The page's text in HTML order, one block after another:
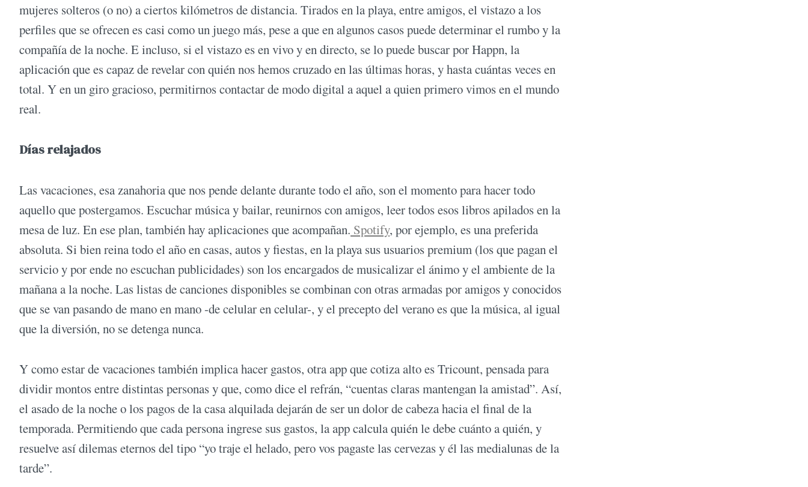
mujeres solteros (o no) a ciertos kilómetros de distancia. Tirados en la playa, entre amigos, el vistazo a los
perfiles que se ofrecen es casi como un juego más, pese a que en algunos casos puede determinar el rumbo y la
compañía de la noche. E incluso, si el vistazo es en vivo y en directo, se lo puede buscar por Happn, la
aplicación que es capaz de revelar con quién nos hemos cruzado en las últimas horas, y hasta cuántas veces en
total. Y en un giro gracioso, permitirnos contactar de modo digital a aquel a quien primero vimos en el mundo
real.
Días relajados
Las vacaciones, esa zanahoria que nos pende delante durante todo el año, son el momento para hacer todo
aquello que postergamos. Escuchar música y bailar, reunirnos con amigos, leer todos esos libros apilados en la
mesa de luz. En ese plan, también hay aplicaciones que acompañan. Spotify, por ejemplo, es una preferida
absoluta. Si bien reina todo el año en casas, autos y fiestas, en la playa sus usuarios premium (los que pagan el
servicio y por ende no escuchan publicidades) son los encargados de musicalizar el ánimo y el ambiente de la
mañana a la noche. Las listas de canciones disponibles se combinan con otras armadas por amigos y conocidos
que se van pasando de mano en mano -de celular en celular-, y el precepto del verano es que la música, al igual
que la diversión, no se detenga nunca.
Y como estar de vacaciones también implica hacer gastos, otra app que cotiza alto es Tricount, pensada para
dividir montos entre distintas personas y que, como dice el refrán, “cuentas claras mantengan la amistad”. Así,
el asado de la noche o los pagos de la casa alquilada dejarán de ser un dolor de cabeza hacia el final de la
temporada. Permitiendo que cada persona ingrese sus gastos, la app calcula quién le debe cuánto a quién, y
resuelve así dilemas eternos del tipo “yo traje el helado, pero vos pagaste las cervezas y él las medialunas de la
tarde”.